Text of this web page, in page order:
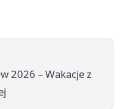
2026 – Wakacje z